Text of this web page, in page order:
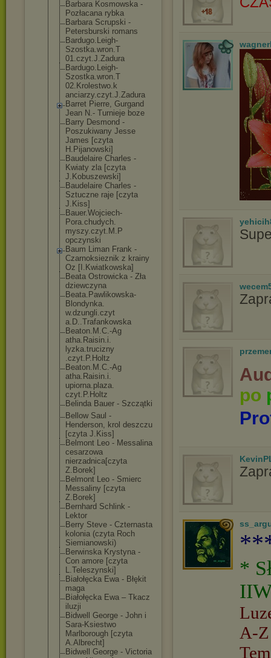
Barbara Kosmowska -
Pozłacana rybka
Barbara Scrupski -
Petersburski romans
Bardugo.Leigh-
Szostka.wron.T
01.czyt.J.Zadura
Bardugo.Leigh-
Szostka.wron.T
02.Krolestwo.k
anciarzy.czyt.J.Zadura
Barret Pierre, Gurgand
Jean N.- Turnieje boze
Barry Desmond -
Poszukiwany Jesse
James [czyta
H.Pijanowski]
Baudelaire Charles -
Kwiaty zla [czyta
J.Kobuszewski]
Baudelaire Charles -
Sztuczne raje [czyta
J.Kiss]
Bauer.Wojciech-
Pora.chudych.
myszy.czyt.M.P
opczynski
Baum Liman Frank -
Czarnoksieznik z krainy
Oz [I.Kwiatkowska]
Beata Ostrowicka - Zła
dziewczyna
Beata.Pawlikowska-
Blondynka.
w.dzungli.czyt
a.D..Trafankowska
Beaton.M.C.-Ag
atha.Raisin.i.
lyzka.trucizny
.czyt.P.Holtz
Beaton.M.C.-Ag
atha.Raisin.i.
upiorna.plaza.
czyt.P.Holtz
Belinda Bauer - Szczątki
Bellow Saul -
Henderson, krol deszczu
[czyta J.Kiss]
Belmont Leo - Messalina
cesarzowa
nierzadnica[czyta
Z.Borek]
Belmont Leo - Smierc
Messaliny [czyta
Z.Borek]
Bernhard Schlink -
Lektor
Berry Steve - Czternasta
kolonia (czyta Roch
Siemianowski)
Berwinska Krystyna -
Con amore [czyta
L.Teleszynski]
Białołęcka Ewa - Błękit
maga
Białołęcka Ewa – Tkacz
iluzji
Bidwell George - John i
Sara-Ksiestwo
Marlborough [czyta
A.Albrecht]
Bidwell George - Victoria
po
*
A-